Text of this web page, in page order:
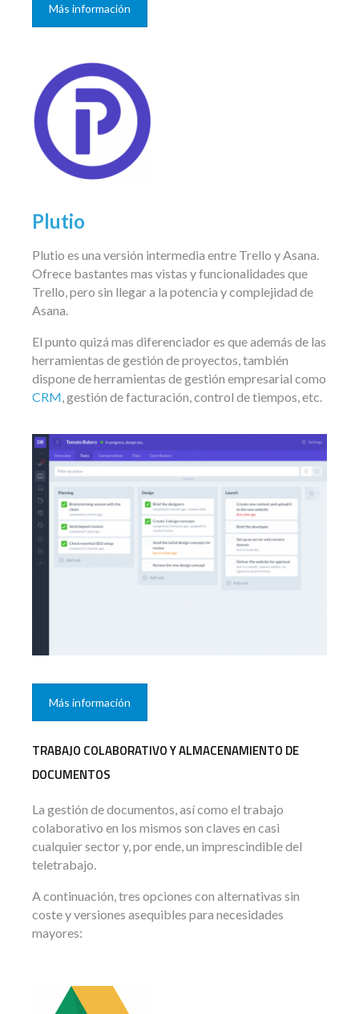
Más información
Plutio
Plutio es una versión intermedia entre Trello y Asana.
Ofrece bastantes mas vistas y funcionalidades que
Trello, pero sin llegar a la potencia y complejidad de
Asana.
El punto quizá mas diferenciador es que además de las
herramientas de gestión de proyectos, también
dispone de herramientas de gestión empresarial como
CRM, gestión de facturación, control de tiempos, etc.
Más información
TRABAJO COLABORATIVO Y ALMACENAMIENTO DE
DOCUMENTOS
La gestión de documentos, así como el trabajo
colaborativo en los mismos son claves en casi
cualquier sector y, por ende, un imprescindible del
teletrabajo.
A continuación, tres opciones con alternativas sin
coste y versiones asequibles para necesidades
mayores: